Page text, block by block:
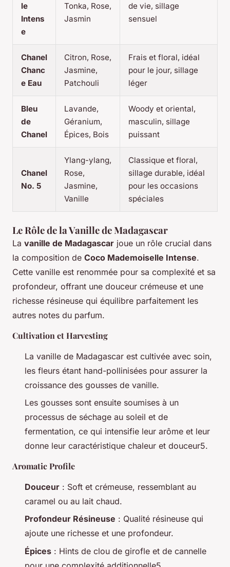
le
Intens
e
Tonka, Rose,
Jasmin
de vie, sillage
sensuel
Chanel
Chanc
e Eau
Citron, Rose,
Jasmine,
Patchouli
Frais et floral, idéal
pour le jour, sillage
léger
Bleu
de
Chanel
Lavande,
Géranium,
Épices, Bois
Woody et oriental,
masculin, sillage
puissant
Chanel
No. 5
Ylang-ylang,
Rose,
Jasmine,
Vanille
Classique et floral,
sillage durable, idéal
pour les occasions
spéciales
Le Rôle de la Vanille de Madagascar
La vanille de Madagascar joue un rôle crucial dans
la composition de Coco Mademoiselle Intense.
Cette vanille est renommée pour sa complexité et sa
profondeur, offrant une douceur crémeuse et une
richesse résineuse qui équilibre parfaitement les
autres notes du parfum.
Cultivation et Harvesting
La vanille de Madagascar est cultivée avec soin,
les fleurs étant hand-pollinisées pour assurer la
croissance des gousses de vanille.
Les gousses sont ensuite soumises à un
processus de séchage au soleil et de
fermentation, ce qui intensifie leur arôme et leur
donne leur caractéristique chaleur et douceur5.
Aromatic Profile
Douceur : Soft et crémeuse, ressemblant au
caramel ou au lait chaud.
Profondeur Résineuse : Qualité résineuse qui
ajoute une richesse et une profondeur.
Épices : Hints de clou de girofle et de cannelle